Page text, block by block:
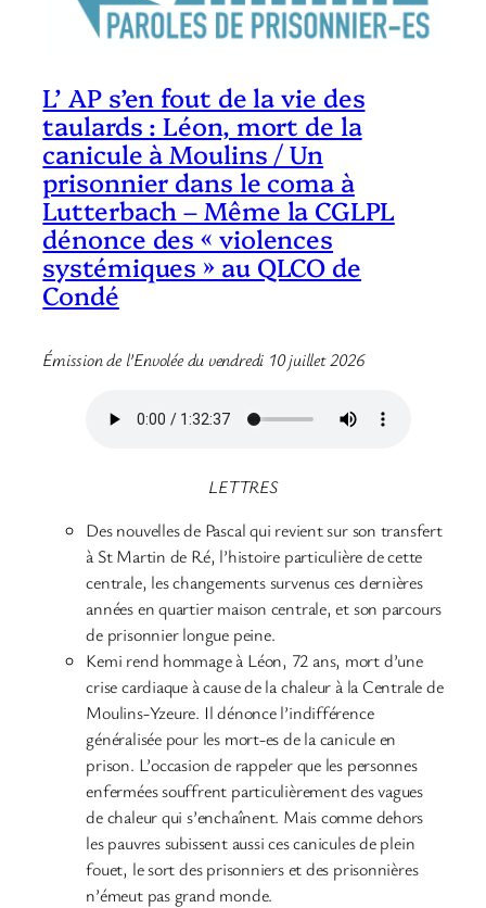
L’ AP s’en fout de la vie des
taulards : Léon, mort de la
canicule à Moulins / Un
prisonnier dans le coma à
Lutterbach – Même la CGLPL
dénonce des « violences
systémiques » au QLCO de
Condé
Émission de l’Envolée du vendredi 10 juillet 2026
LETTRES
Des nouvelles de Pascal qui revient sur son transfert
à St Martin de Ré, l’histoire particulière de cette
centrale, les changements survenus ces dernières
années en quartier maison centrale, et son parcours
de prisonnier longue peine.
Kemi rend hommage à Léon, 72 ans, mort d’une
crise cardiaque à cause de la chaleur à la Centrale de
Moulins-Yzeure. Il dénonce l’indifférence
généralisée pour les mort-es de la canicule en
prison. L’occasion de rappeler que les personnes
enfermées souffrent particulièrement des vagues
de chaleur qui s’enchaînent. Mais comme dehors
les pauvres subissent aussi ces canicules de plein
fouet, le sort des prisonniers et des prisonnières
n’émeut pas grand monde.